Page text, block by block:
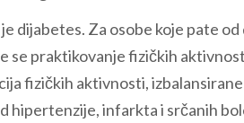
dijabetes. Za osobe koje pate
se praktikovanje fizičkih
fizičkih aktivnosti,
hipertenzije, infarkta i srčanih